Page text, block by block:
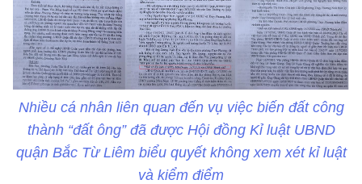
Nhiều cá nhân liên quan đến vụ việc biến đất công
thành “đất ông” đã được Hội đồng Kỉ luật UBND
quận Bắc Từ Liêm biểu quyết không xem xét kỉ luật
và kiểm điểm